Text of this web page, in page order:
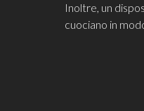
Inoltre, un
cuociano in